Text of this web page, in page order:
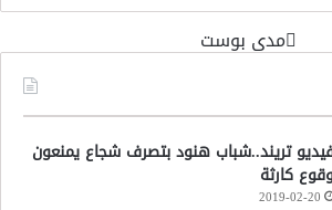
‏مدى بوست‏
تريند..شباب هنود بتصرف شجاع يمنعون
كارثة
2019-02-20